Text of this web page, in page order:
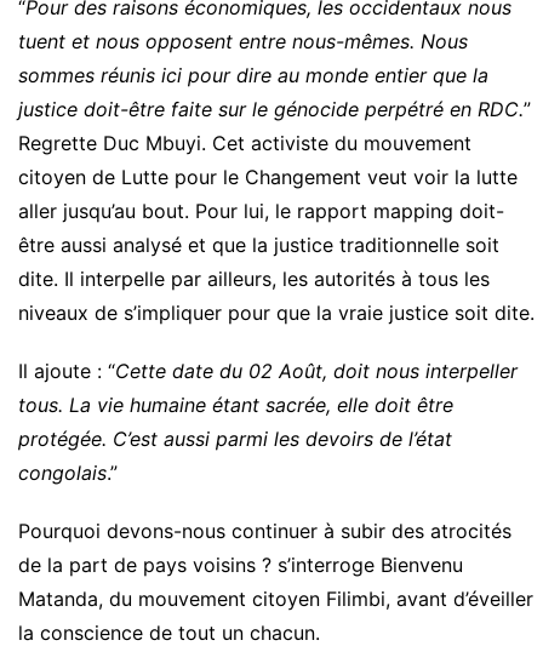
“Pour des raisons économiques, les occidentaux nous
tuent et nous opposent entre nous-mêmes. Nous
sommes réunis ici pour dire au monde entier que la
justice doit-être faite sur le génocide perpétré en RDC.”
Regrette Duc Mbuyi. Cet activiste du mouvement
citoyen de Lutte pour le Changement veut voir la lutte
aller jusqu’au bout. Pour lui, le rapport mapping doit-
être aussi analysé et que la justice traditionnelle soit
dite. Il interpelle par ailleurs, les autorités à tous les
niveaux de s’impliquer pour que la vraie justice soit dite.
Il ajoute : “Cette date du 02 Août, doit nous interpeller
tous. La vie humaine étant sacrée, elle doit être
protégée. C’est aussi parmi les devoirs de l’état
congolais.”
Pourquoi devons-nous continuer à subir des atrocités
de la part de pays voisins ? s’interroge Bienvenu
Matanda, du mouvement citoyen Filimbi, avant d’éveiller
la conscience de tout un chacun.